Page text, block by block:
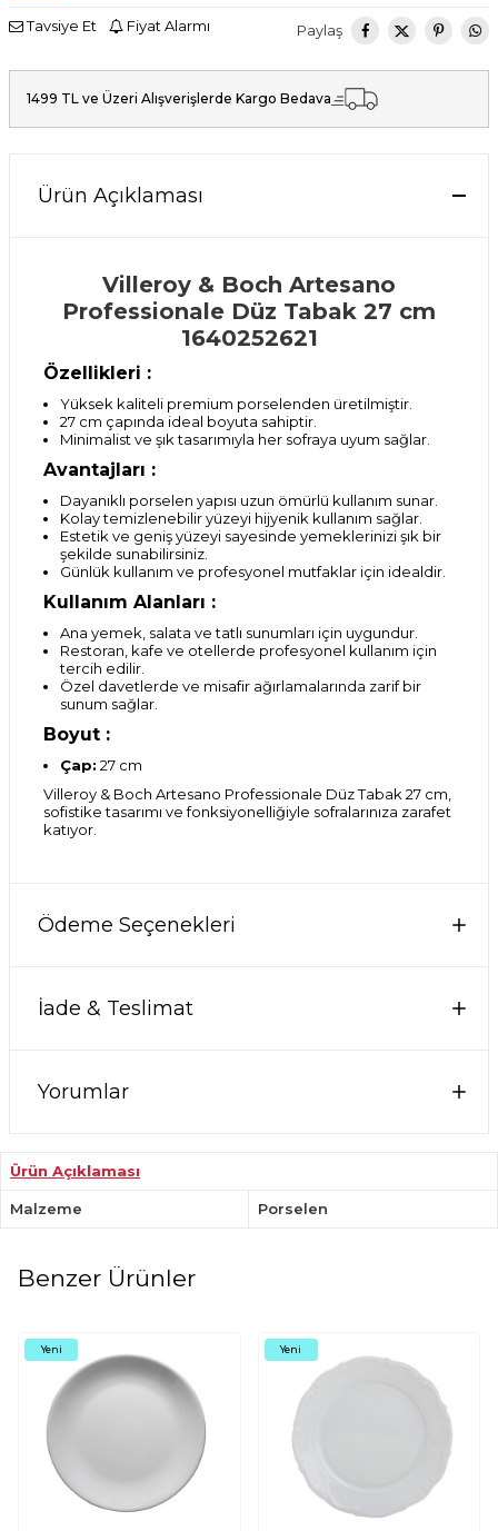
Tavsiye Et Fiyat Alarmı Paylaş
1499 TL ve Üzeri Alışverişlerde Kargo Bedava
Ürün Açıklaması
Villeroy & Boch Artesano
Professionale Düz Tabak 27 cm
1640252621
Özellikleri :
Yüksek kaliteli premium porselenden üretilmiştir.
27 cm çapında ideal boyuta sahiptir.
Minimalist ve şık tasarımıyla her sofraya uyum sağlar.
Avantajları :
Dayanıklı porselen yapısı uzun ömürlü kullanım sunar.
Kolay temizlenebilir yüzeyi hijyenik kullanım sağlar.
Estetik ve geniş yüzeyi sayesinde yemeklerinizi şık bir
şekilde sunabilirsiniz.
Günlük kullanım ve profesyonel mutfaklar için idealdir.
Kullanım Alanları :
Ana yemek, salata ve tatlı sunumları için uygundur.
Restoran, kafe ve otellerde profesyonel kullanım için
tercih edilir.
Özel davetlerde ve misafir ağırlamalarında zarif bir
sunum sağlar.
Boyut :
Çap: 27 cm
Villeroy & Boch Artesano Professionale Düz Tabak 27 cm,
sofistike tasarımı ve fonksiyonelliğiyle sofralarınıza zarafet
katıyor.
Ödeme Seçenekleri
İade & Teslimat
Yorumlar
Ürün Açıklaması
Malzeme Porselen
Benzer Ürünler
Yeni Yeni